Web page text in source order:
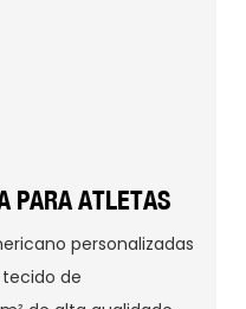
PARA ATLETAS
personalizadas
de